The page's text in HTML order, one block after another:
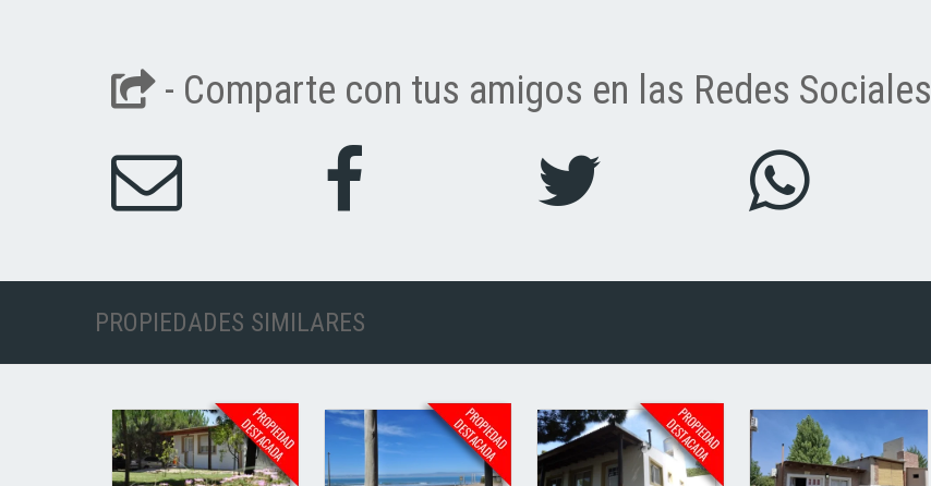
- Comparte con tus amigos en las Redes Sociales
PROPIEDADES SIMILARES